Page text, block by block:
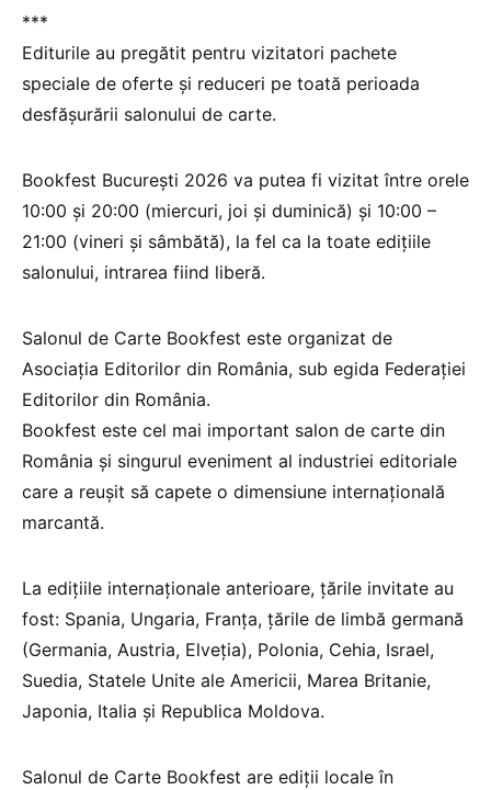
***
Editurile au pregătit pentru vizitatori pachete
speciale de oferte și reduceri pe toată perioada
desfășurării salonului de carte.
Bookfest București 2026 va putea fi vizitat între orele
10:00 și 20:00 (miercuri, joi și duminică) și 10:00 –
21:00 (vineri și sâmbătă), la fel ca la toate edițiile
salonului, intrarea fiind liberă.
Salonul de Carte Bookfest este organizat de
Asociația Editorilor din România, sub egida Federației
Editorilor din România.
Bookfest este cel mai important salon de carte din
România și singurul eveniment al industriei editoriale
care a reușit să capete o dimensiune internațională
marcantă.
La edițiile internaționale anterioare, țările invitate au
fost: Spania, Ungaria, Franța, țările de limbă germană
(Germania, Austria, Elveția), Polonia, Cehia, Israel,
Suedia, Statele Unite ale Americii, Marea Britanie,
Japonia, Italia și Republica Moldova.
Salonul de Carte Bookfest are ediții locale în